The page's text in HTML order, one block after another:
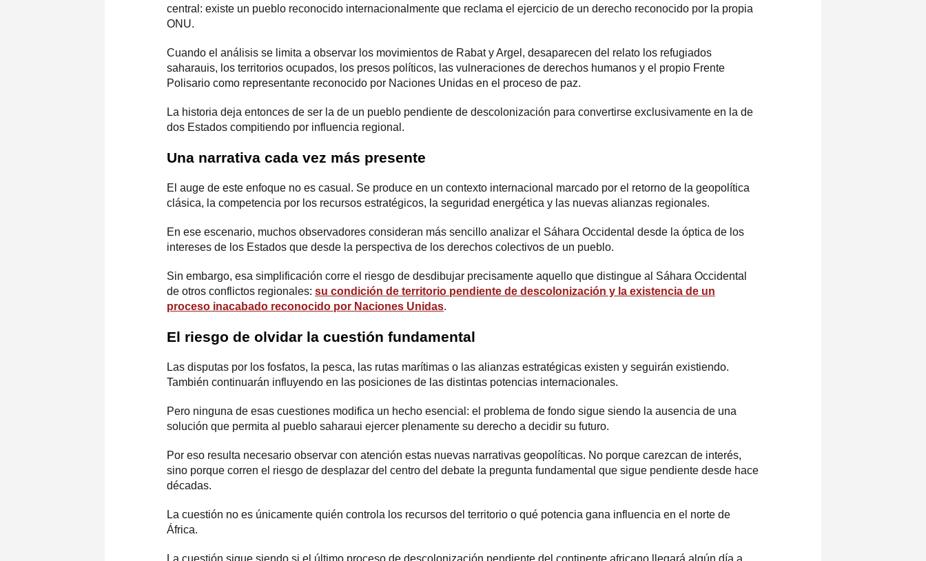
central: existe un pueblo reconocido internacionalmente que reclama el ejercicio de un derecho reconocido por la propia
ONU.
Cuando el análisis se limita a observar los movimientos de Rabat y Argel, desaparecen del relato los refugiados
saharauis, los territorios ocupados, los presos políticos, las vulneraciones de derechos humanos y el propio Frente
Polisario como representante reconocido por Naciones Unidas en el proceso de paz.
La historia deja entonces de ser la de un pueblo pendiente de descolonización para convertirse exclusivamente en la de
dos Estados compitiendo por influencia regional.
Una narrativa cada vez más presente
El auge de este enfoque no es casual. Se produce en un contexto internacional marcado por el retorno de la geopolítica
clásica, la competencia por los recursos estratégicos, la seguridad energética y las nuevas alianzas regionales.
En ese escenario, muchos observadores consideran más sencillo analizar el Sáhara Occidental desde la óptica de los
intereses de los Estados que desde la perspectiva de los derechos colectivos de un pueblo.
Sin embargo, esa simplificación corre el riesgo de desdibujar precisamente aquello que distingue al Sáhara Occidental
de otros conflictos regionales: su condición de territorio pendiente de descolonización y la existencia de un
proceso inacabado reconocido por Naciones Unidas.
El riesgo de olvidar la cuestión fundamental
Las disputas por los fosfatos, la pesca, las rutas marítimas o las alianzas estratégicas existen y seguirán existiendo.
También continuarán influyendo en las posiciones de las distintas potencias internacionales.
Pero ninguna de esas cuestiones modifica un hecho esencial: el problema de fondo sigue siendo la ausencia de una
solución que permita al pueblo saharaui ejercer plenamente su derecho a decidir su futuro.
Por eso resulta necesario observar con atención estas nuevas narrativas geopolíticas. No porque carezcan de interés,
sino porque corren el riesgo de desplazar del centro del debate la pregunta fundamental que sigue pendiente desde hace
décadas.
La cuestión no es únicamente quién controla los recursos del territorio o qué potencia gana influencia en el norte de
África.
La cuestión sigue siendo si el último proceso de descolonización pendiente del continente africano llegará algún día a